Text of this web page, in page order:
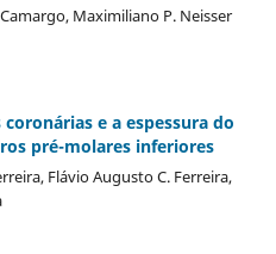
Maximiliano P. Neisser
e a espessura do
pré-molares inferiores
Flávio Augusto C. Ferreira,